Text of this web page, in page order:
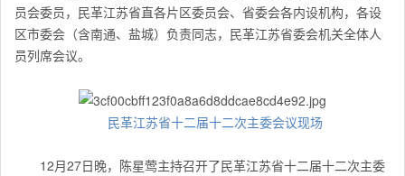
员会委员，民革江苏省直各片区委员会、省委会各内设机构，各设
区市委会（含南通、盐城）负责同志，民革江苏省委会机关全体人
员列席会议。
民革江苏省十二届十二次主委会议现场
12月27日晚，陈星莺主持召开了民革江苏省十二届十二次主委